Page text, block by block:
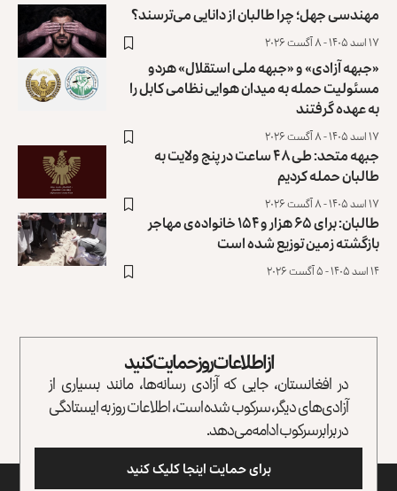
مهندسی جهل؛ چرا طالبان از دانایی می‌ترسند؟
۱۷ اسد ۱۴۰۵ - ۸ آگست ۲۰۲۶
«جبهه آزادی» و «جبهه ملی استقلال» هردو
مسئولیت حمله به میدان هوایی نظامی کابل را
به عهده گرفتند
۱۷ اسد ۱۴۰۵ - ۸ آگست ۲۰۲۶
جبهه متحد: طی ۴۸ ساعت در پنج ولایت به
طالبان حمله کردیم
۱۷ اسد ۱۴۰۵ - ۸ آگست ۲۰۲۶
طالبان: برای ۶۵ هزار و ۱۵۴ خانواده‌ی مهاجر
بازگشته زمین توزیع ‏شده است
۱۴ اسد ۱۴۰۵ - ۵ آگست ۲۰۲۶
از اطلاعات روز حمایت کنید
در افغانستان، جایی که آزادی رسانه‌ها، مانند بسیاری از
آزادی‌های دیگر، سرکوب شده است، اطلاعات روز به ایستادگی
در برابر سرکوب ادامه می‌دهد.
برای حمایت اینجا کلیک کنید